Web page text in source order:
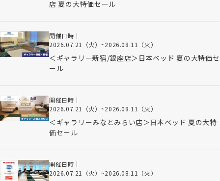
店 夏の大特価セール
開催日時｜
2026.07.21（火） ~2026.08.11（火）
＜ギャラリー新宿/銀座店＞日本ベッド 夏の大特価セ
ール
開催日時｜
2026.07.21（火） ~2026.08.11（火）
＜ギャラリーみなとみらい店＞日本ベッド 夏の大特
価セール
開催日時｜
2026.07.21（火） ~2026.08.11（火）